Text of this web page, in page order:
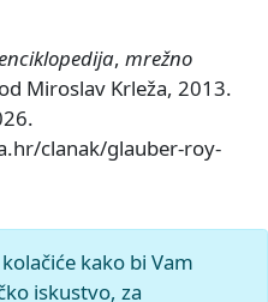
, mrežno
Miroslav Krleža, 2013.
clanak/glauber-roy-
kako bi Vam
iskustvo, za